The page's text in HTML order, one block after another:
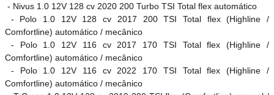
- Nivus 1.0 12V 128 cv 2020 200 Turbo TSI Total flex automático
- Polo 1.0 12V 128 cv 2017 200 TSI Total flex (Highline /
Comfortline) automático / mecânico
- Polo 1.0 12V 116 cv 2017 170 TSI Total flex (Highline /
Comfortline) automático / mecânico
- Polo 1.0 12V 116 cv 2022 170 TSI Total flex (Highline /
Comfortline) automático / mecânico